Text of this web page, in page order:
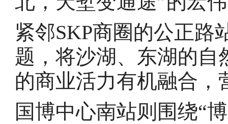
紧邻SKP商圈的公正路
题，将沙湖、东湖的自
的商业活力有机融合
国博中心南站则围绕“